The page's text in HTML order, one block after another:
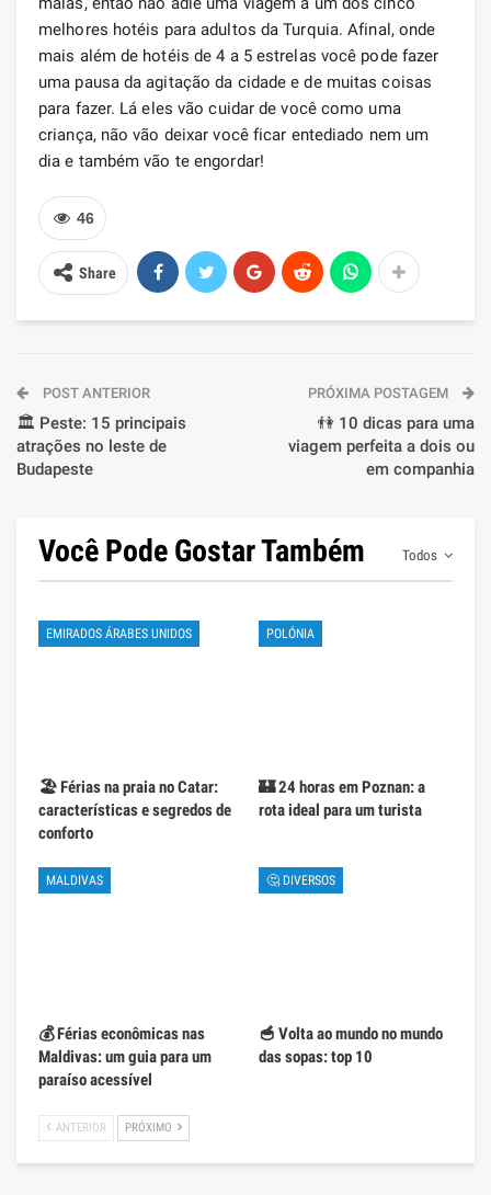
melhores hotéis para adultos da Turquia. Afinal, onde
mais além de hotéis de 4 a 5 estrelas você pode fazer
uma pausa da agitação da cidade e de muitas coisas
para fazer. Lá eles vão cuidar de você como uma
criança, não vão deixar você ficar entediado nem um
dia e também vão te engordar!
46
Share
POST ANTERIOR
🏛️ Peste: 15 principais
atrações no leste de
Budapeste
PRÓXIMA POSTAGEM
👫 10 dicas para uma
viagem perfeita a dois ou
em companhia
Todos
Você Pode Gostar Também
EMIRADOS ÁRABES UNIDOS
🏖️ Férias na praia no Catar:
características e segredos de
conforto
POLÓNIA
🏰 24 horas em Poznan: a
rota ideal para um turista
MALDIVAS
💰 Férias econômicas nas
Maldivas: um guia para um
paraíso acessível
🤔 DIVERSOS
🥣 Volta ao mundo no mundo
das sopas: top 10
ANTERIOR PRÓXIMO